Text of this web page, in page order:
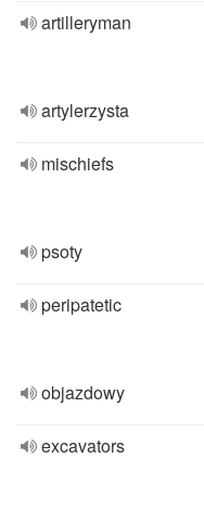
artilleryman
artylerzysta
mischiefs
psoty
peripatetic
objazdowy
excavators